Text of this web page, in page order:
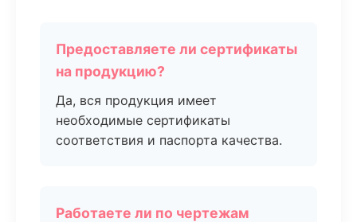
Предоставляете ли сертификаты
на продукцию?
Да, вся продукция имеет
необходимые сертификаты
соответствия и паспорта качества.
Работаете ли по чертежам